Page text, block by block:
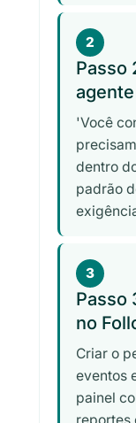
2
Passo
'Você
dentro
padrão
3
Passo
no
Criar o
eventos
painel
reportes